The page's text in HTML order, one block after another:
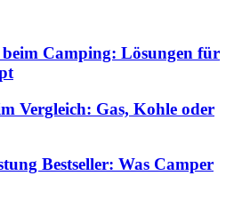
beim Camping: Lösungen für
Vergleich: Gas, Kohle oder
Bestseller: Was Camper